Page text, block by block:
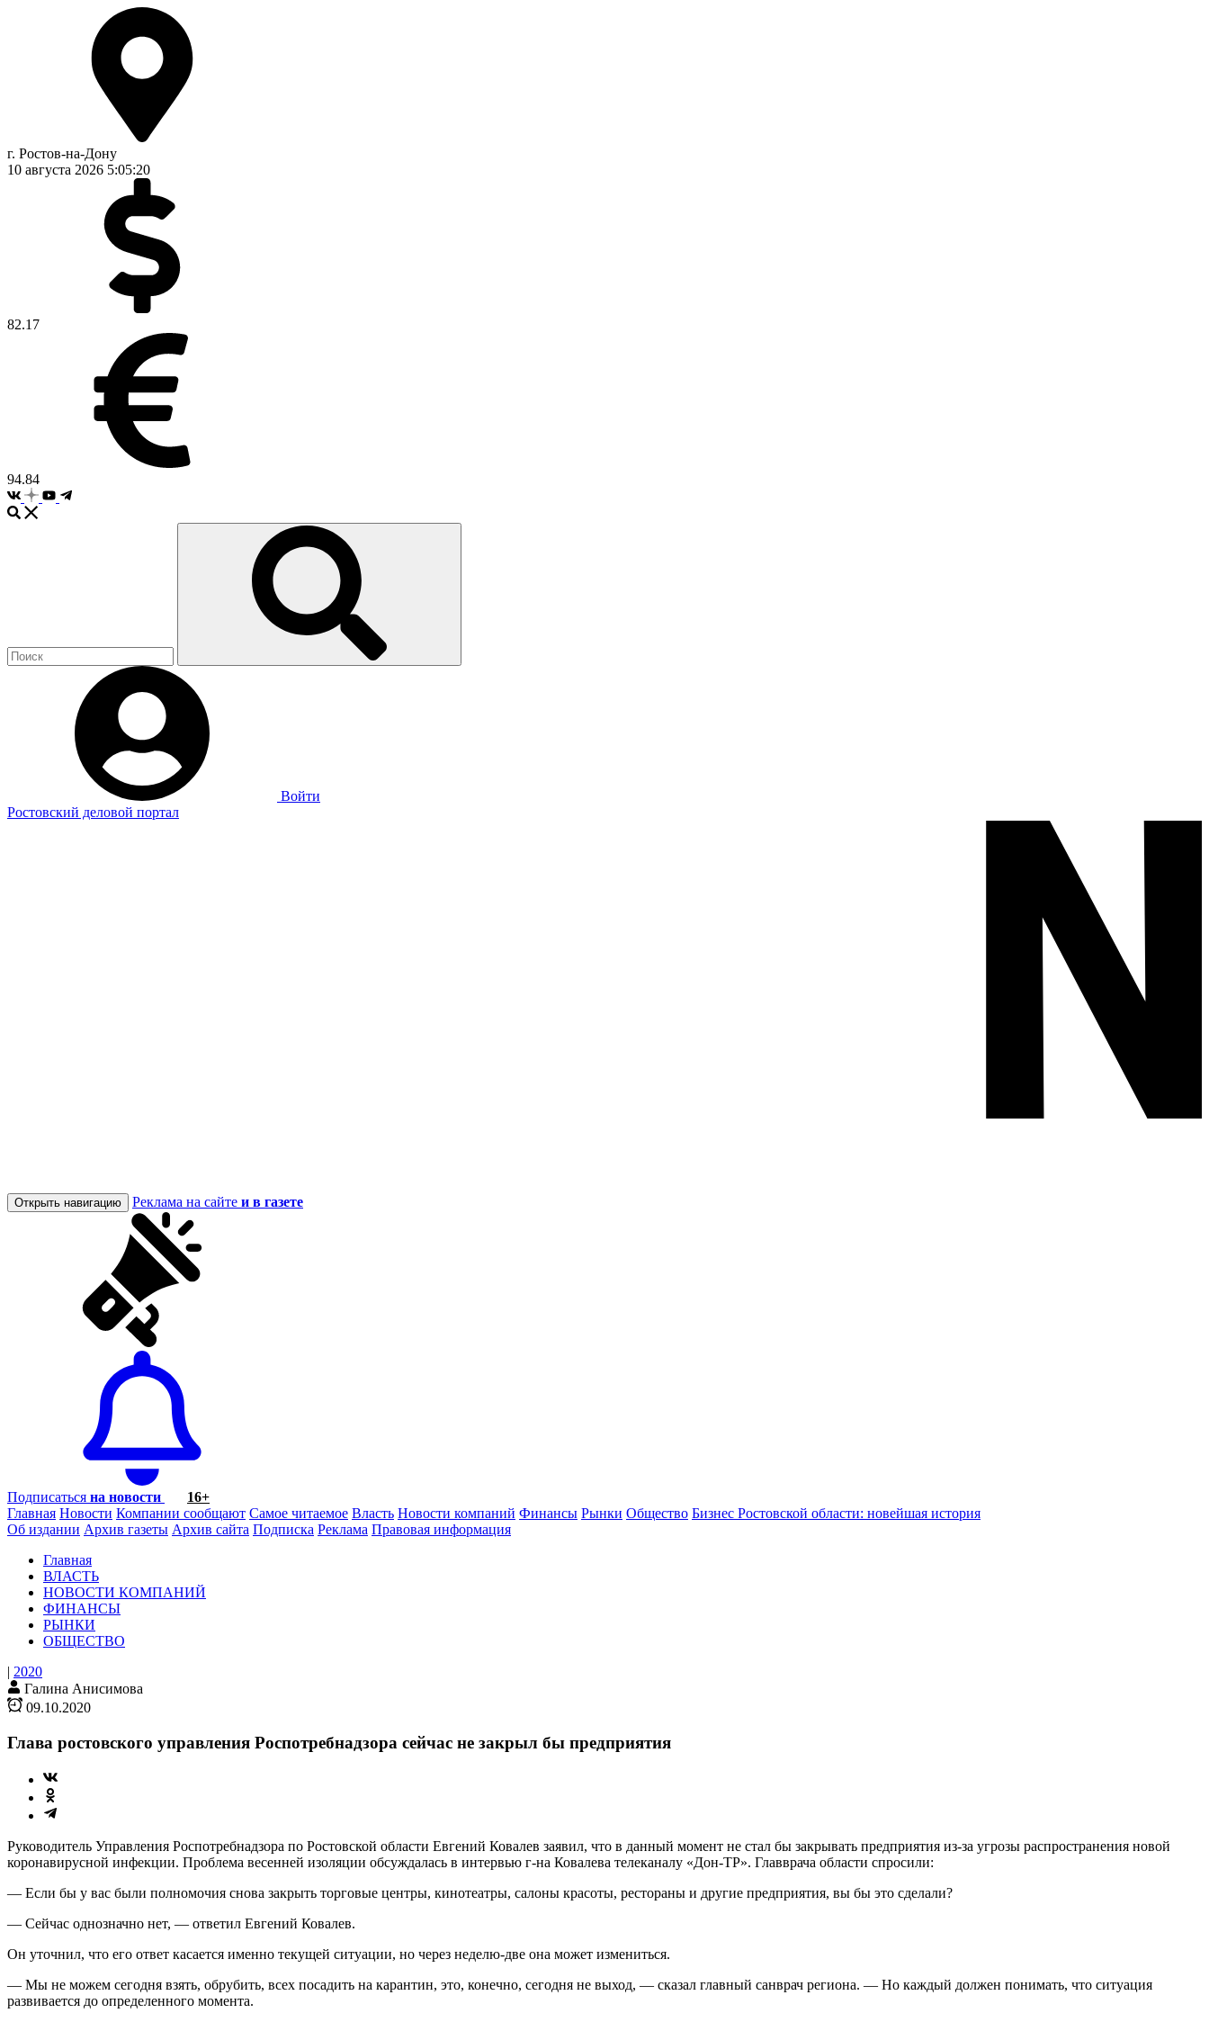
г. Ростов-на-Дону
10 августа 2026 5:05:20
82.17
94.84
Войти
Ростовский деловой портал
Открыть навигацию Реклама на сайте и в газете
Подписаться на новости
16+
Главная Новости Компании сообщают Самое читаемое Власть Новости компаний Финансы Рынки Общество Бизнес Ростовской области: новейшая история
Об издании Архив газеты Архив сайта Подписка Реклама Правовая информация
Главная
ВЛАСТЬ
НОВОСТИ КОМПАНИЙ
ФИНАНСЫ
РЫНКИ
ОБЩЕСТВО
| 2020
Галина Анисимова
09.10.2020
Глава ростовского управления Роспотребнадзора сейчас не закрыл бы предприятия
Руководитель Управления Роспотребнадзора по Ростовской области Евгений Ковалев заявил, что в данный момент не стал бы закрывать предприятия из-за угрозы распространения новой
коронавирусной инфекции. Проблема весенней изоляции обсуждалась в интервью г-на Ковалева телеканалу «Дон-ТР». Главврача области спросили:
— Если бы у вас были полномочия снова закрыть торговые центры, кинотеатры, салоны красоты, рестораны и другие предприятия, вы бы это сделали?
— Сейчас однозначно нет, — ответил Евгений Ковалев.
Он уточнил, что его ответ касается именно текущей ситуации, но через неделю-две она может измениться.
— Мы не можем сегодня взять, обрубить, всех посадить на карантин, это, конечно, сегодня не выход, — сказал главный санврач региона. — Но каждый должен понимать, что ситуация
развивается до определенного момента.